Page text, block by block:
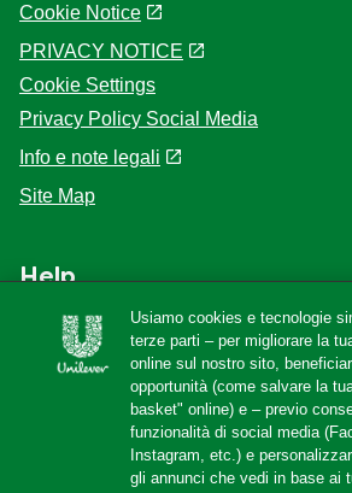
Cookie Notice
PRIVACY NOTICE
Cookie Settings
Privacy Policy Social Media
Info e note legali
Site Map
Help
F.A.Q
Localizzatore di negozi
Amazon Store
Usiamo cookies e tecnologie
terze parti – per migliorare la
online sul nostro sito,
opportunità (come salvare la
basket" online) e – previo
funzionalità di social media
Instagram, etc.) e
gli annunci che vedi in base ai